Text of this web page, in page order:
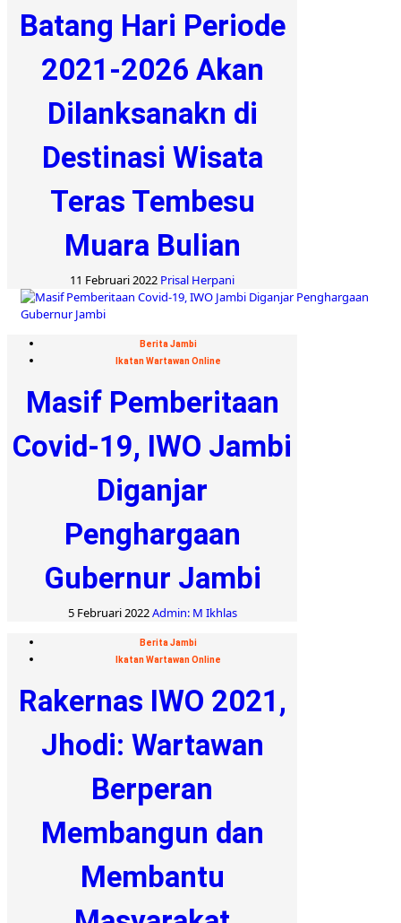
Batang Hari Periode
2021-2026 Akan
Dilanksanakn di
Destinasi Wisata
Teras Tembesu
Muara Bulian
11 Februari 2022 Prisal Herpani
Berita Jambi
Ikatan Wartawan Online
Masif Pemberitaan
Covid-19, IWO Jambi
Diganjar
Penghargaan
Gubernur Jambi
5 Februari 2022Admin: M Ikhlas
Berita Jambi
Ikatan Wartawan Online
Rakernas IWO 2021,
Jhodi: Wartawan
Berperan
Membangun dan
Membantu